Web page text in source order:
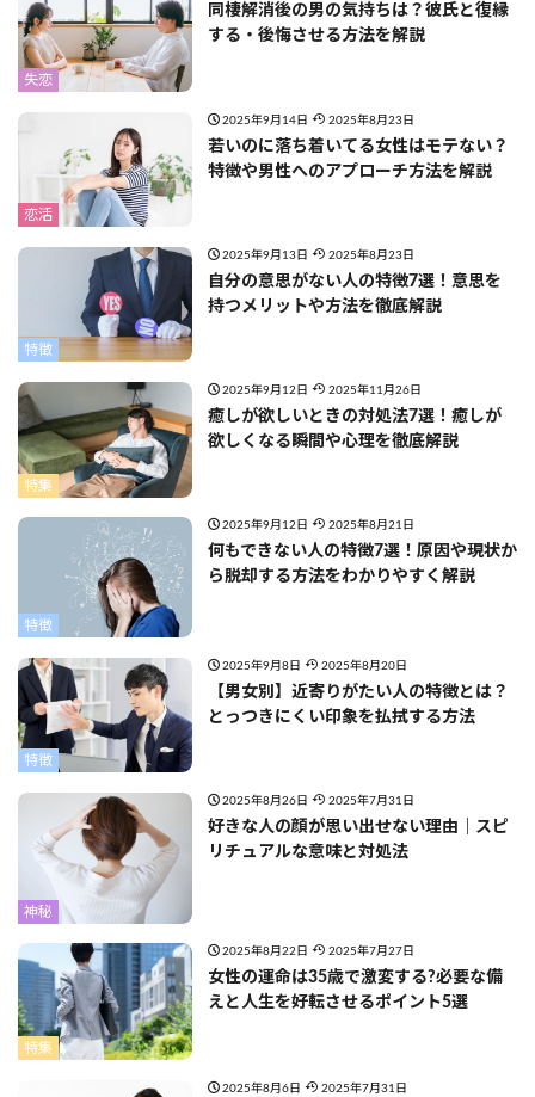
失恋
同棲解消後の男の気持ちは？彼氏と復縁
する・後悔させる方法を解説
恋活
2025年9月14日 2025年8月23日
若いのに落ち着いてる女性はモテない？
特徴や男性へのアプローチ方法を解説
特徴
2025年9月13日 2025年8月23日
自分の意思がない人の特徴7選！意思を
持つメリットや方法を徹底解説
特集
2025年9月12日 2025年11月26日
癒しが欲しいときの対処法7選！癒しが
欲しくなる瞬間や心理を徹底解説
特徴
2025年9月12日 2025年8月21日
何もできない人の特徴7選！原因や現状か
ら脱却する方法をわかりやすく解説
特徴
2025年9月8日 2025年8月20日
【男女別】近寄りがたい人の特徴とは？
とっつきにくい印象を払拭する方法
神秘
2025年8月26日 2025年7月31日
好きな人の顔が思い出せない理由｜スピ
リチュアルな意味と対処法
特集
2025年8月22日 2025年7月27日
女性の運命は35歳で激変する?必要な備
えと人生を好転させるポイント5選
2025年8月6日 2025年7月31日